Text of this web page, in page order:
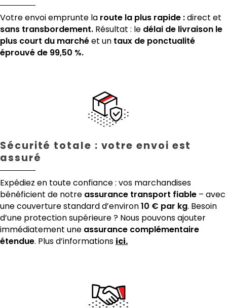
Votre envoi emprunte la route la plus rapide :direct et
sans transbordement. Résultat : le délai de livraison le
plus court du marchéet un taux de ponctualité
éprouvé de 99,50 %.
Sécurité totale : votre envoi est
assuré
Expédiez en toute confiance : vos marchandises
bénéficient de notre assurance transport fiable – avec
une couverture standard d’environ10 € par kg. Besoin
d’une protection supérieure ? Nous pouvons ajouter
immédiatement une assurance complémentaire
étendue. Plus d’informations ici.